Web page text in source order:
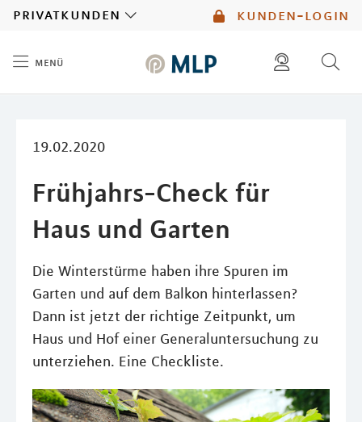
kunden-login
privatkunden
menü
19.02.2020
Frühjahrs-Check für
Haus und Garten
Die Winterstürme haben ihre Spuren im
Garten und auf dem Balkon hinterlassen?
Dann ist jetzt der richtige Zeitpunkt, um
Haus und Hof einer Generaluntersuchung zu
unterziehen. Eine Checkliste.